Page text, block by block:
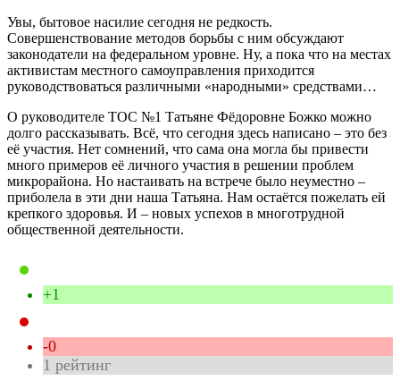
Увы, бытовое насилие сегодня не редкость.
Совершенствование методов борьбы с ним обсуждают
законодатели на федеральном уровне. Ну, а пока что на местах
активистам местного самоуправления приходится
руководствоваться различными «народными» средствами…
О руководителе ТОС №1 Татьяне Фёдоровне Божко можно
долго рассказывать. Всё, что сегодня здесь написано – это без
её участия. Нет сомнений, что сама она могла бы привести
много примеров её личного участия в решении проблем
микрорайона. Но настаивать на встрече было неуместно –
приболела в эти дни наша Татьяна. Нам остаётся пожелать ей
крепкого здоровья. И – новых успехов в многотрудной
общественной деятельности.
+1
-0
1 рейтинг